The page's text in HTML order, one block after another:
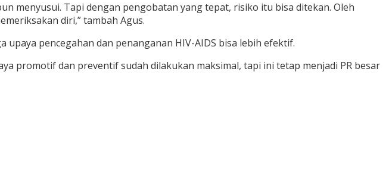
menyusui. Tapi dengan pengobatan yang tepat, risiko itu bisa ditekan. Oleh
diri,” tambah Agus.
pencegahan dan penanganan HIV-AIDS bisa lebih efektif.
promotif dan preventif sudah dilakukan maksimal, tapi ini tetap menjadi PR besar